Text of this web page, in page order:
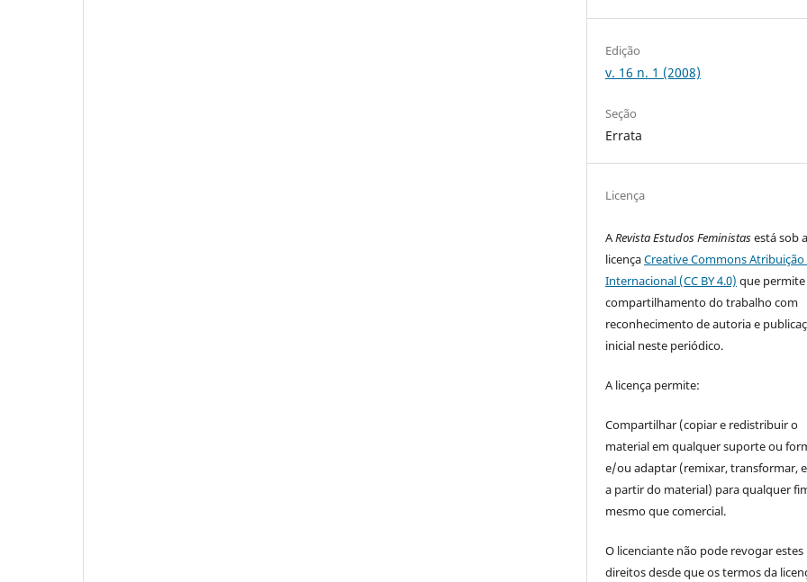
Edição
v. 16 n. 1 (2008)
Seção
Errata
Licença
ARevista Estudos Feministasestá sob a
licençaCreative Commons Atribuição
Internacional (CC BY 4.0) que
compartilhamento do trabalho com
reconhecimento de autoria e
inicial neste periódico.
A licença permite:
Compartilhar (copiar e redistribuir o
material em qualquer suporte ou
e/ou adaptar (remixar, transformar,
a partir do material) para qualquer
mesmo que comercial.
O licenciante não pode revogar estes
direitos desde que os termos da